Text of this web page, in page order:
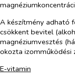
A készítmény adható
csökkent bevitel
magnéziumvesztés
okozta izomműködési
E-vitamin